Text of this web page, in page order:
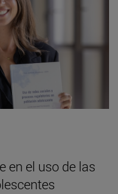
en el uso de las